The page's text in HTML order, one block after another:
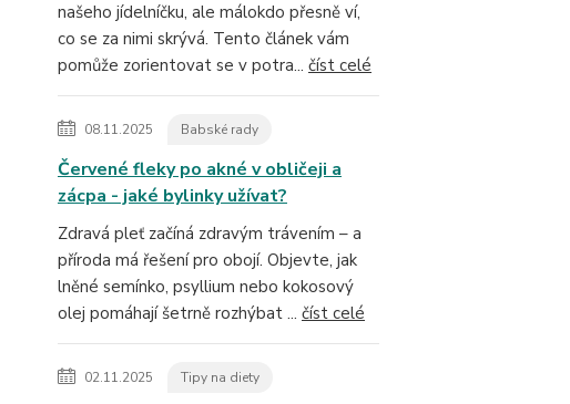
našeho jídelníčku, ale málokdo přesně ví,
co se za nimi skrývá. Tento článek vám
pomůže zorientovat se v potra... číst celé
08.11.2025 Babské rady
Červené fleky po akné v obličeji a
zácpa - jaké bylinky užívat?
Zdravá pleť začíná zdravým trávením – a
příroda má řešení pro obojí. Objevte, jak
lněné semínko, psyllium nebo kokosový
olej pomáhají šetrně rozhýbat ... číst celé
02.11.2025 Tipy na diety